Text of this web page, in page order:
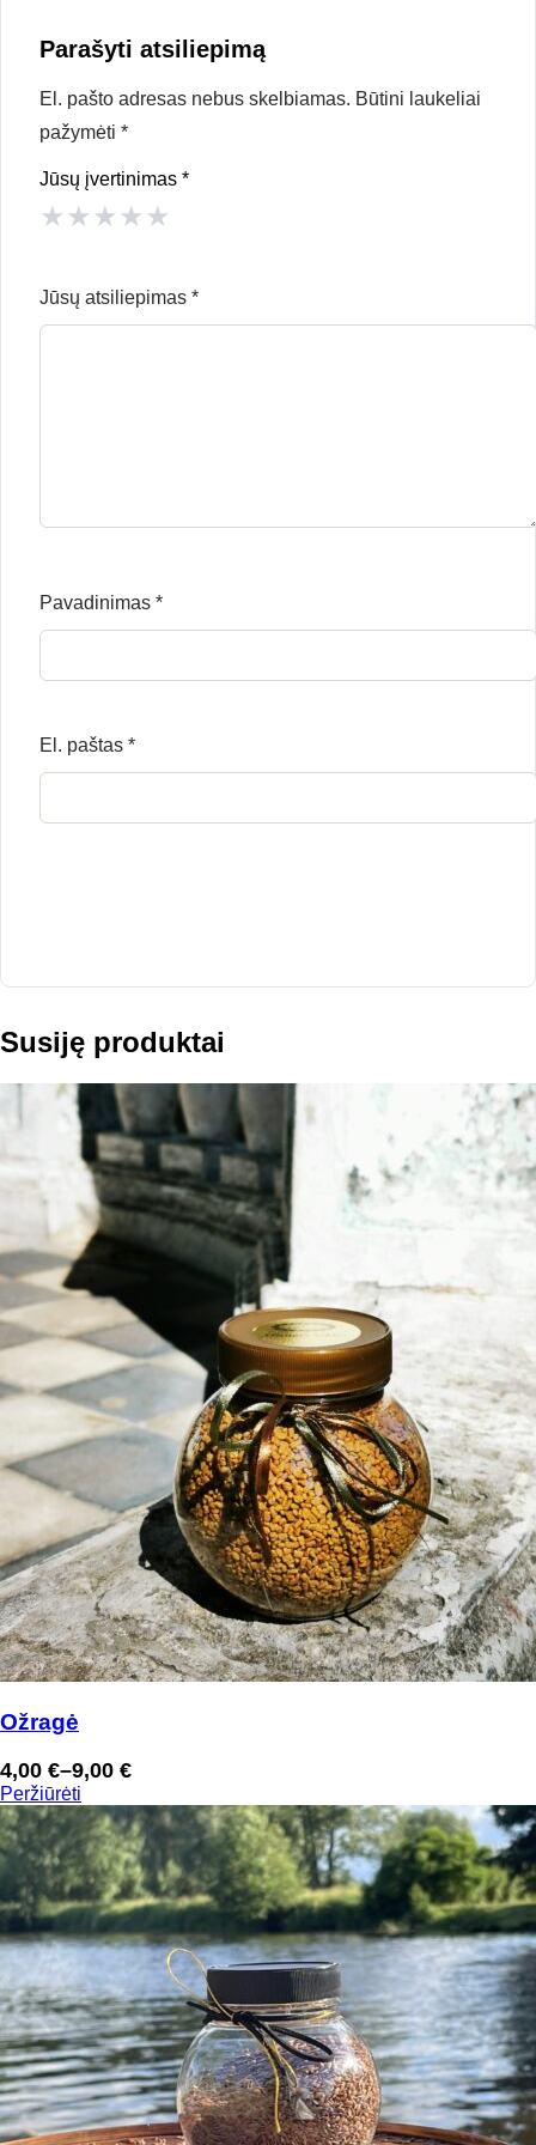
Parašyti atsiliepimą
El. pašto adresas nebus skelbiamas. Būtini laukeliai
pažymėti *
Jūsų įvertinimas *
★★★★★
Jūsų atsiliepimas *
Pavadinimas *
El. paštas *
Susiję produktai
Ožragė
4,00 €–9,00 €
Price
range:
4,00 €
through
9,00 €
Peržiūrėti